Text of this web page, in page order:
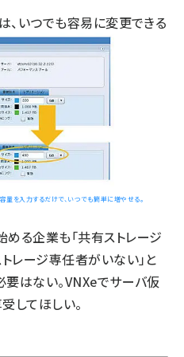
いつでも容易に変更できる
量を入力するだけで、いつでも簡単に増やせる。
る企業も「共有ストレージ
レージ専任者がいない」と
はない。VNXeでサーバ仮
してほしい。